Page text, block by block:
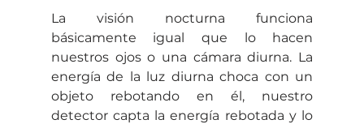
La visión nocturna funciona
básicamente igual que lo hacen
nuestros ojos o una cámara diurna. La
energía de la luz diurna choca con un
objeto rebotando en él, nuestro
detector capta la energía rebotada y lo